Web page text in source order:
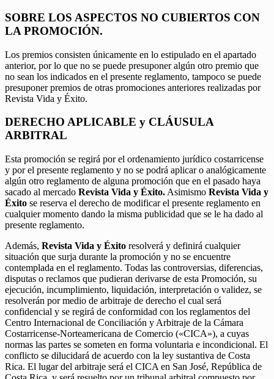
SOBRE LOS ASPECTOS NO CUBIERTOS CON
LA PROMOCIÓN.
Los premios consisten únicamente en lo estipulado en el apartado
anterior, por lo que no se puede presuponer algún otro premio que
no sean los indicados en el presente reglamento, tampoco se puede
presuponer premios de otras promociones anteriores realizadas por
Revista Vida y Éxito.
DERECHO APLICABLE y CLÁUSULA
ARBITRAL
Esta promoción se regirá por el ordenamiento jurídico costarricense
y por el presente reglamento y no se podrá aplicar o analógicamente
algún otro reglamento de alguna promoción que en el pasado haya
sacado al mercado Revista Vida y Éxito. Asimismo Revista Vida y
Éxito se reserva el derecho de modificar el presente reglamento en
cualquier momento dando la misma publicidad que se le ha dado al
presente reglamento.
Además, Revista Vida y Éxito resolverá y definirá cualquier
situación que surja durante la promoción y no se encuentre
contemplada en el reglamento. Todas las controversias, diferencias,
disputas o reclamos que pudieran derivarse de esta Promoción, su
ejecución, incumplimiento, liquidación, interpretación o validez, se
resolverán por medio de arbitraje de derecho el cual será
confidencial y se regirá de conformidad con los reglamentos del
Centro Internacional de Conciliación y Arbitraje de la Cámara
Costarricense-Norteamericana de Comercio («CICA»), a cuyas
normas las partes se someten en forma voluntaria e incondicional. El
conflicto se dilucidará de acuerdo con la ley sustantiva de Costa
Rica. El lugar del arbitraje será el CICA en San José, República de